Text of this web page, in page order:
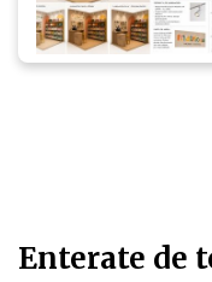
Enterate de